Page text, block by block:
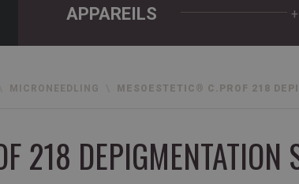
APPAREILS +
MICRONEEDLING MESOESTETIC® C.PROF 218
218 DEPIGMENTATION